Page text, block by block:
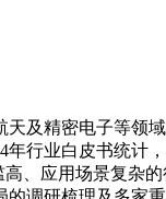
及精密电子等领
行业白皮书统计
、应用场景复杂